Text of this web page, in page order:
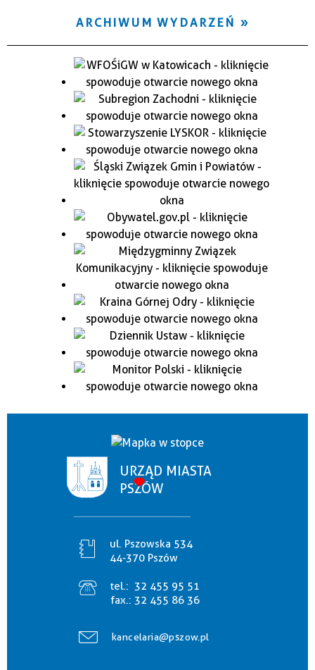
ARCHIWUM WYDARZEŃ
URZĄD MIASTA
PSZÓW
ul. Pszowska 534
44-370 Pszów
tel.: 32 455 95 51
fax.: 32 455 86 36
kancelaria@pszow.pl